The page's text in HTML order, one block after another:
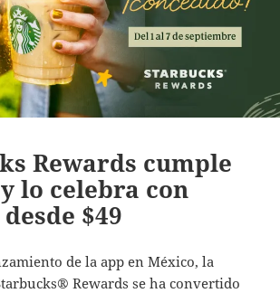
Rewards cumple
lo celebra con
$49
de la app en México, la
Rewards se ha convertido